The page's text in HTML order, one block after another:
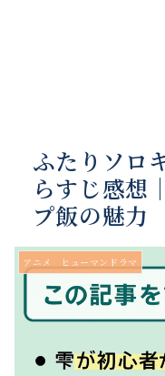
ふたりソロ
らすじ感想
プ飯の魅力
アニメ ヒューマンドラマ